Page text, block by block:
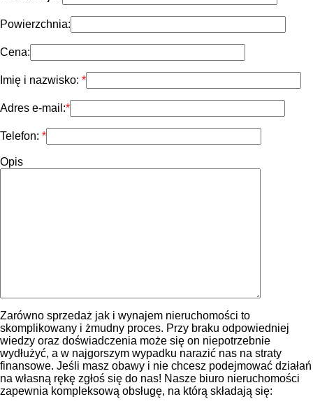
Powierzchnia:
Cena:
Imię i nazwisko:
Adres e-mail:
Telefon:
Opis
Zarówno sprzedaż jak i wynajem nieruchomości to
skomplikowany i żmudny proces. Przy braku odpowiedniej
wiedzy oraz doświadczenia może się on niepotrzebnie
wydłużyć, a w najgorszym wypadku narazić nas na straty
finansowe. Jeśli masz obawy i nie chcesz podejmować działań
na własną rękę zgłoś się do nas! Nasze biuro nieruchomości
zapewnia kompleksową obsługę, na którą składają się: